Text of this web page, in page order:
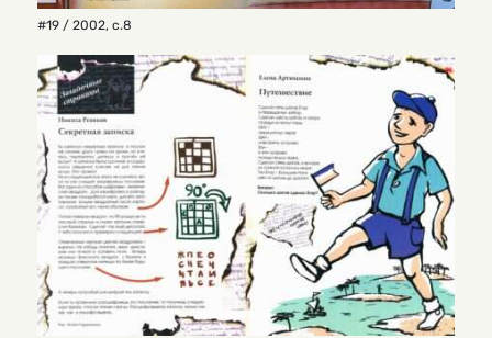
#19 / 2002, с.8